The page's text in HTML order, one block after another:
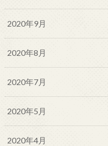
2020年9月
2020年8月
2020年7月
2020年5月
2020年4月